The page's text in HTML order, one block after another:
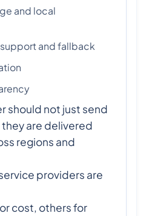
and local
and fallback
should not just send
they are delivered
regions and
providers are
cost, others for